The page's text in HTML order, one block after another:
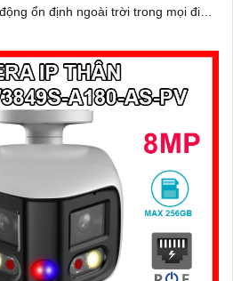
ổn định ngoài trời trong mọi điều